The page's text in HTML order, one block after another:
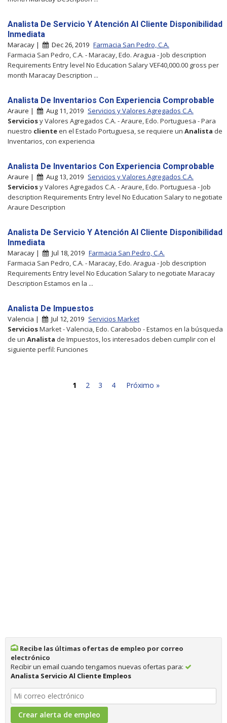
Analista De Servicio Y Atención Al Cliente Disponibilidad
Inmediata
Maracay | Dec 26, 2019 Farmacia San Pedro, C.A.
Farmacia San Pedro, C.A. - Maracay, Edo. Aragua - Job description
Requirements Entry level No Education Salary VEF40,000.00 gross per
month Maracay Description ...
Analista De Inventarios Con Experiencia Comprobable
Araure | Aug 11, 2019 Servicios y Valores Agregados C.A.
Serviciosy Valores Agregados C.A. - Araure, Edo. Portuguesa - Para
nuestro clienteen el Estado Portuguesa, se requiere un Analista de
Inventarios, con experiencia
Analista De Inventarios Con Experiencia Comprobable
Araure | Aug 13, 2019 Servicios y Valores Agregados C.A.
Serviciosy Valores Agregados C.A. - Araure, Edo. Portuguesa - Job
description Requirements Entry level No Education Salary to negotiate
Araure Description
Analista De Servicio Y Atención Al Cliente Disponibilidad
Inmediata
Maracay | Jul 18, 2019 Farmacia San Pedro, C.A.
Farmacia San Pedro, C.A. - Maracay, Edo. Aragua - Job description
Requirements Entry level No Education Salary to negotiate Maracay
Description Estamos en la ...
Analista De Impuestos
Valencia | Jul 12, 2019 Servicios Market
ServiciosMarket - Valencia, Edo. Carabobo - Estamos en la búsqueda
de un Analista de Impuestos, los interesados deben cumplir con el
siguiente perfil: Funciones
1 2 3 4 Próximo »
Recibe las últimas ofertas de empleo por correo
electrónico
Recibir un email cuando tengamos nuevas ofertas para:
Analista Servicio Al Cliente Empleos